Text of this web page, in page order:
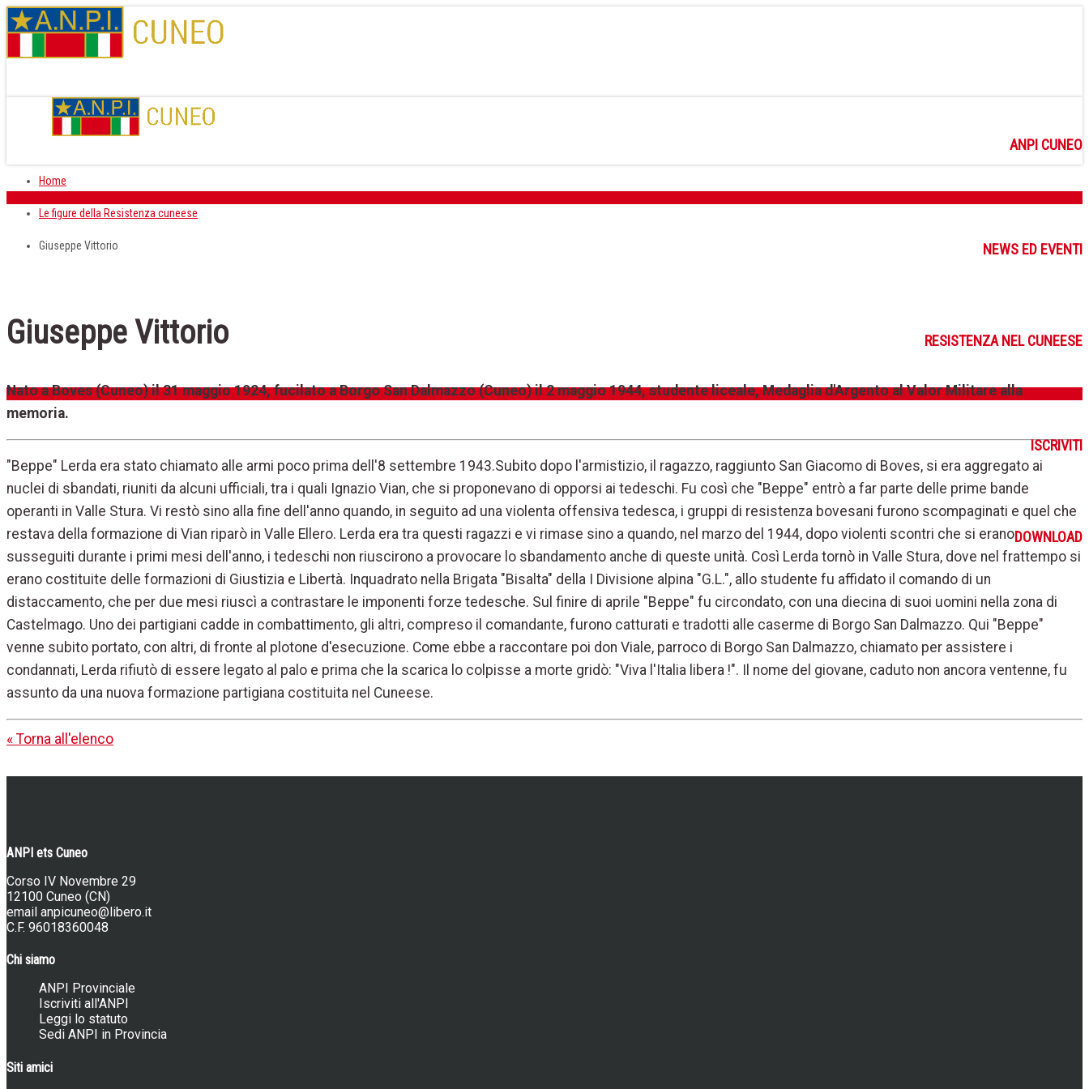
ANPI CUNEO
NEWS ED EVENTI
RESISTENZA NEL CUNEESE
ISCRIVITI
DOWNLOAD
Home
Le figure della Resistenza cuneese
Giuseppe Vittorio
Giuseppe Vittorio
Nato a Boves (Cuneo) il 31 maggio 1924, fucilato a Borgo San Dalmazzo (Cuneo) il 2 maggio 1944, studente liceale, Medaglia d'Argento al Valor Militare alla
memoria.
"Beppe" Lerda era stato chiamato alle armi poco prima dell'8 settembre 1943.Subito dopo l'armistizio, il ragazzo, raggiunto San Giacomo di Boves, si era aggregato ai
nuclei di sbandati, riuniti da alcuni ufficiali, tra i quali Ignazio Vian, che si proponevano di opporsi ai tedeschi. Fu così che "Beppe" entrò a far parte delle prime bande
operanti in Valle Stura. Vi restò sino alla fine dell'anno quando, in seguito ad una violenta offensiva tedesca, i gruppi di resistenza bovesani furono scompaginati e quel che
restava della formazione di Vian riparò in Valle Ellero. Lerda era tra questi ragazzi e vi rimase sino a quando, nel marzo del 1944, dopo violenti scontri che si erano
susseguiti durante i primi mesi dell'anno, i tedeschi non riuscirono a provocare lo sbandamento anche di queste unità. Così Lerda tornò in Valle Stura, dove nel frattempo si
erano costituite delle formazioni di Giustizia e Libertà. Inquadrato nella Brigata "Bisalta" della I Divisione alpina "G.L.", allo studente fu affidato il comando di un
distaccamento, che per due mesi riuscì a contrastare le imponenti forze tedesche. Sul finire di aprile "Beppe" fu circondato, con una diecina di suoi uomini nella zona di
Castelmago. Uno dei partigiani cadde in combattimento, gli altri, compreso il comandante, furono catturati e tradotti alle caserme di Borgo San Dalmazzo. Qui "Beppe"
venne subito portato, con altri, di fronte al plotone d'esecuzione. Come ebbe a raccontare poi don Viale, parroco di Borgo San Dalmazzo, chiamato per assistere i
condannati, Lerda rifiutò di essere legato al palo e prima che la scarica lo colpisse a morte gridò: "Viva l'Italia libera !". Il nome del giovane, caduto non ancora ventenne, fu
assunto da una nuova formazione partigiana costituita nel Cuneese.
« Torna all'elenco
ANPI ets Cuneo
Corso IV Novembre 29
12100 Cuneo (CN)
email anpicuneo@libero.it
C.F. 96018360048
Chi siamo
ANPI Provinciale
Iscriviti all'ANPI
Leggi lo statuto
Sedi ANPI in Provincia
Siti amici